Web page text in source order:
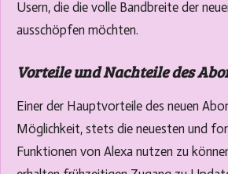
Usern, die die volle Bandbreite der
ausschöpfen möchten.
Vorteile und Nachteile des
Einer der Hauptvorteile des neuen
Möglichkeit, stets die neuesten und
Funktionen von Alexa nutzen zu